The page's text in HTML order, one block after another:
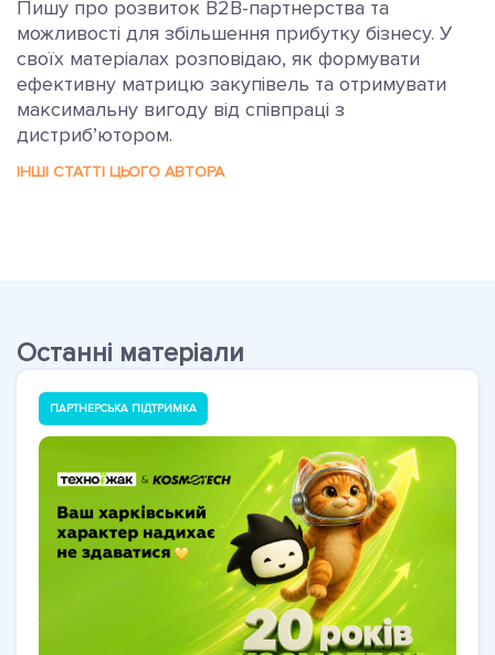
Пишу про розвиток B2B-партнерства та
можливості для збільшення прибутку бізнесу. У
своїх матеріалах розповідаю, як формувати
ефективну матрицю закупівель та отримувати
максимальну вигоду від співпраці з
дистриб’ютором.
ІНШІ СТАТТІ ЦЬОГО АВТОРА
Останні матеріали
ПАРТНЕРСЬКА ПІДТРИМКА